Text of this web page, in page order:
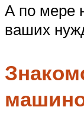
А по мере
ваших